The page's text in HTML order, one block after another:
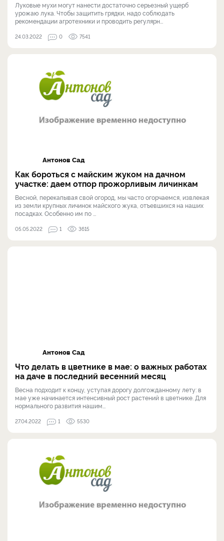
Луковые мухи могут нанести достаточно серьезный ущерб
урожаю лука. Чтобы защитить грядки, надо соблюдать
рекомендации агротехники и проводить регулярн...
24.03.2022 0 7541
Антонов Сад
Как бороться с майским жуком на дачном
участке: даем отпор прожорливым личинкам
Весной, перекапывая свой огород, мы часто огорчаемся, извлекая
из земли крупных личинок майского жука, отъевшихся на наших
посадках. Особенно им по ...
05.05.2022 1 3615
Антонов Сад
Что делать в цветнике в мае: о важных работах
на даче в последний весенний месяц
Весна подходит к концу, уступая дорогу долгожданному лету: в
мае уже начинается интенсивный рост растений в цветнике. Для
нормального развития нашим...
27.04.2022 1 5530